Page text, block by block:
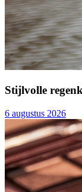
Stijlvolle
6 augustus 2026